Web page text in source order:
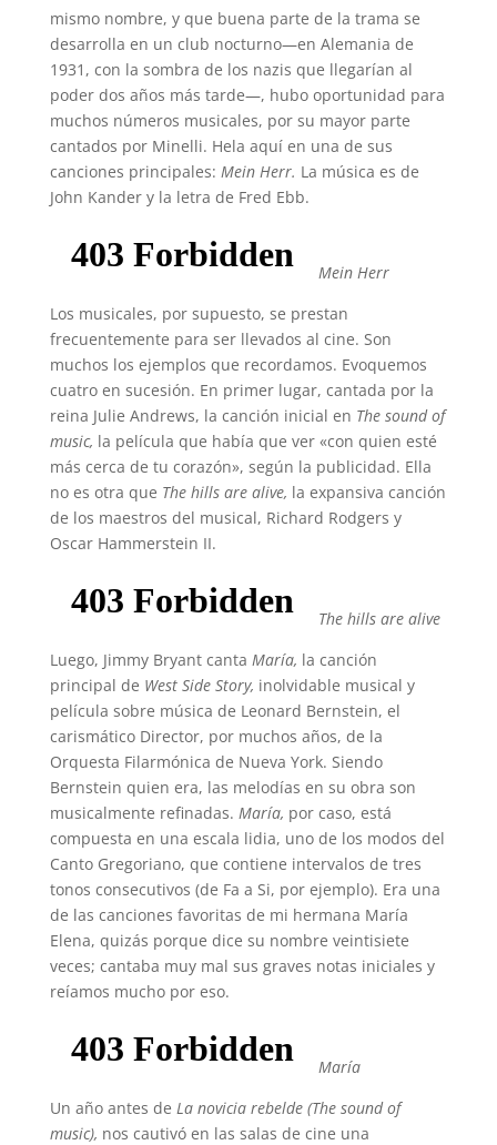
mismo nombre, y que buena parte de la trama se
desarrolla en un club nocturno—en Alemania de
1931, con la sombra de los nazis que llegarían al
poder dos años más tarde—, hubo oportunidad para
muchos números musicales, por su mayor parte
cantados por Minelli. Hela aquí en una de sus
canciones principales: Mein Herr. La música es de
John Kander y la letra de Fred Ebb.
Mein Herr
Los musicales, por supuesto, se prestan
frecuentemente para ser llevados al cine. Son
muchos los ejemplos que recordamos. Evoquemos
cuatro en sucesión. En primer lugar, cantada por la
reina Julie Andrews, la canción inicial en The sound of
music, la película que había que ver «con quien esté
más cerca de tu corazón», según la publicidad. Ella
no es otra que The hills are alive, la expansiva canción
de los maestros del musical, Richard Rodgers y
Oscar Hammerstein II.
The hills are alive
Luego, Jimmy Bryant canta María, la canción
principal de West Side Story, inolvidable musical y
película sobre música de Leonard Bernstein, el
carismático Director, por muchos años, de la
Orquesta Filarmónica de Nueva York. Siendo
Bernstein quien era, las melodías en su obra son
musicalmente refinadas. María, por caso, está
compuesta en una escala lidia, uno de los modos del
Canto Gregoriano, que contiene intervalos de tres
tonos consecutivos (de Fa a Si, por ejemplo). Era una
de las canciones favoritas de mi hermana María
Elena, quizás porque dice su nombre veintisiete
veces; cantaba muy mal sus graves notas iniciales y
reíamos mucho por eso.
María
Un año antes de La novicia rebelde (The sound of
music), nos cautivó en las salas de cine una